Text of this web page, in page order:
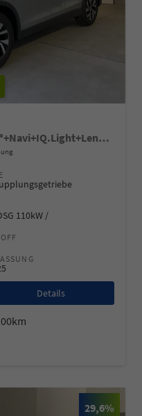
Life 150PS eTSI DSG AHK+360°+Navi+IQ.Light+Lenkradheiz+IQ.Drive+ACC+eHeck
110kW /
Details
29,6%